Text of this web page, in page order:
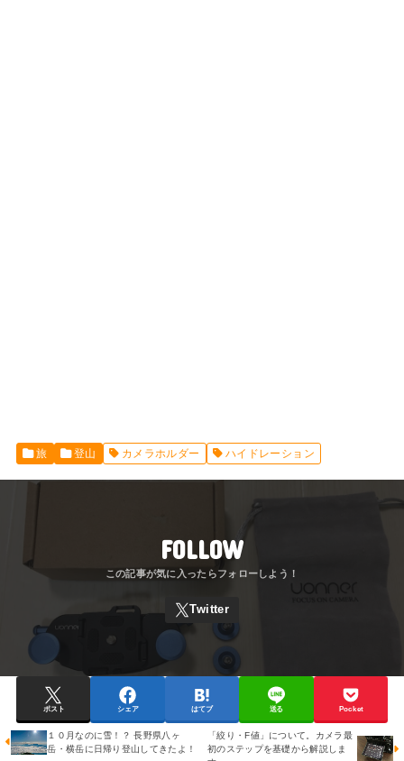
旅 登山 カメラホルダー ハイドレーション
FOLLOW
ポスト シェア はてブ 送る Pocket
１０月なのに雪！？ 長野県八ヶ
岳・横岳に日帰り登山してきたよ！
「絞り・F値」について。カメラ最
初のステップを基礎から解説しま